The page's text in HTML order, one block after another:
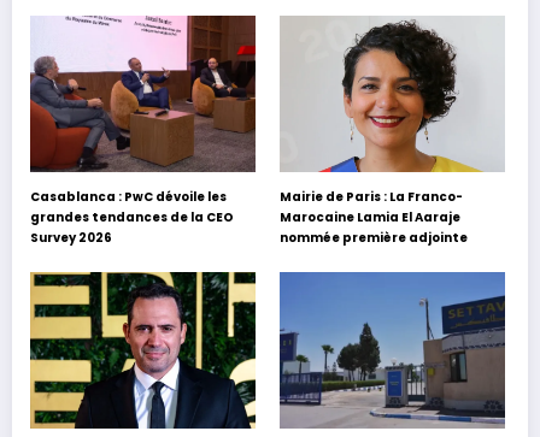
Casablanca : PwC dévoile les
grandes tendances de la CEO
Survey 2026
Mairie de Paris : La Franco-
Marocaine Lamia El Aaraje
nommée première adjointe